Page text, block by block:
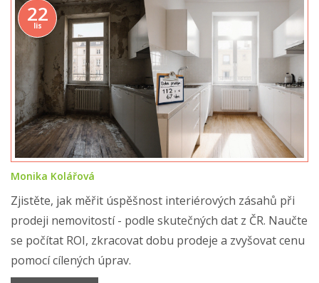
22
lis
Monika Kolářová
Zjistěte, jak měřit úspěšnost interiérových zásahů při
prodeji nemovitostí - podle skutečných dat z ČR. Naučte
se počítat ROI, zkracovat dobu prodeje a zvyšovat cenu
pomocí cílených úprav.